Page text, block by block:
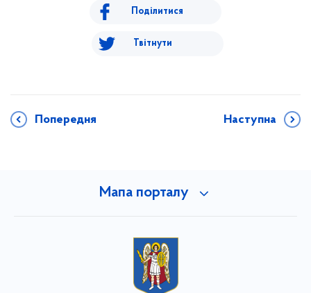
Поділитися
Твітнути
Попередня Наступна
Мапа порталу